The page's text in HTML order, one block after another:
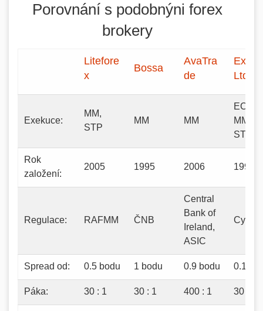
Porovnání s podobnýni forex
brokery
Litefore
x
Bossa
AvaTra
de
Ltd.
Exekuce:
MM,
STP
MM MM
ECN,
MM,
STP
Rok
založení:
2005 1995 2006 1998
Regulace: RAFMM ČNB
Central
Bank of
Ireland,
ASIC
Spread od: 0.5 bodu 1 bodu 0.9 bodu 0.1
Páka: 30 : 1 30 : 1 400 : 1 30 : 1